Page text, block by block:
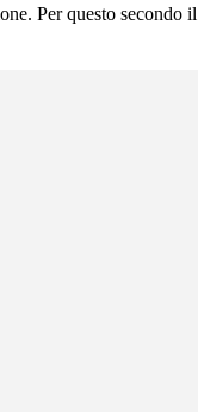
Per questo secondo il